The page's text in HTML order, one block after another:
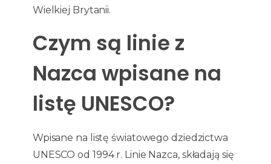
Wielkiej Brytanii.
Czym są linie z
Nazca wpisane na
listę UNESCO?
Wpisane na listę światowego dziedzictwa
UNESCO od 1994 r. Linie Nazca, składają się